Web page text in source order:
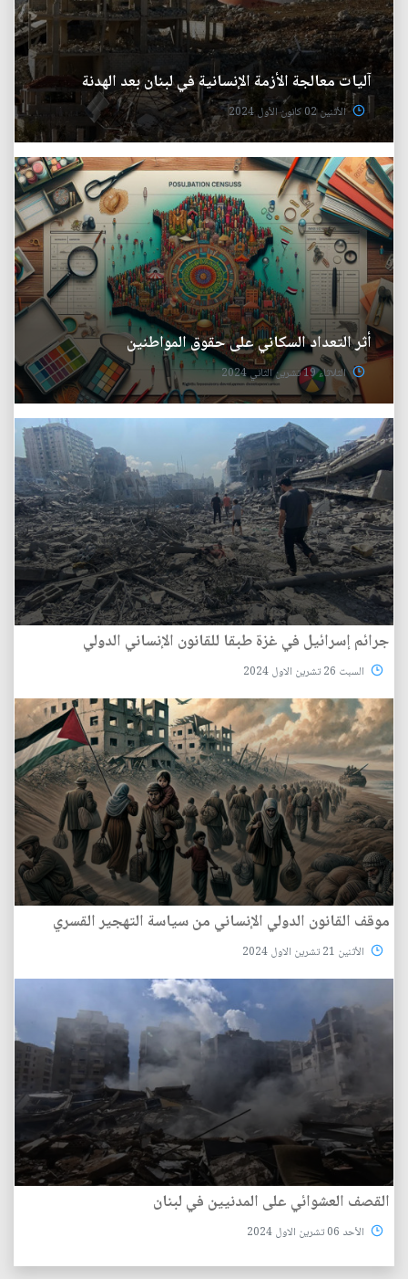
آليات معالجة الأزمة الإنسانية في لبنان بعد الهدنة
الأثنين 02 كانون الأول 2024
أثر التعداد السكاني على حقوق المواطنين
الثلاثاء 19 تشرين الثاني 2024
جرائم إسرائيل في غزة طبقا للقانون الإنساني الدولي
السبت 26 تشرين الاول 2024
موقف القانون الدولي الإنساني من سياسة التهجير القسري
الأثنين 21 تشرين الاول 2024
القصف العشوائي على المدنيين في لبنان
الأحد 06 تشرين الاول 2024